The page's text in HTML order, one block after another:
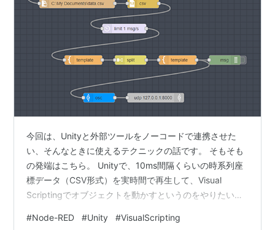
今回は、Unityと外部ツールをノーコードで連携させた
い、そんなときに使えるテクニックの話です。 そもそも
の発端はこちら。 Unityで、10ms間隔くらいの時系列座
標データ（CSV形式）を実時間で再生して、Visual
Scriptingでオブジェクトを動かすというのをやりたいん
で適当なスクリプトでCSVをパースして、OSCで値を渡
#Node-RED #Unity #VisualScripting